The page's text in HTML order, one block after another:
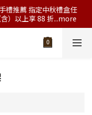
禮推薦 指定中秋禮盒任
）以上享 88 折...more